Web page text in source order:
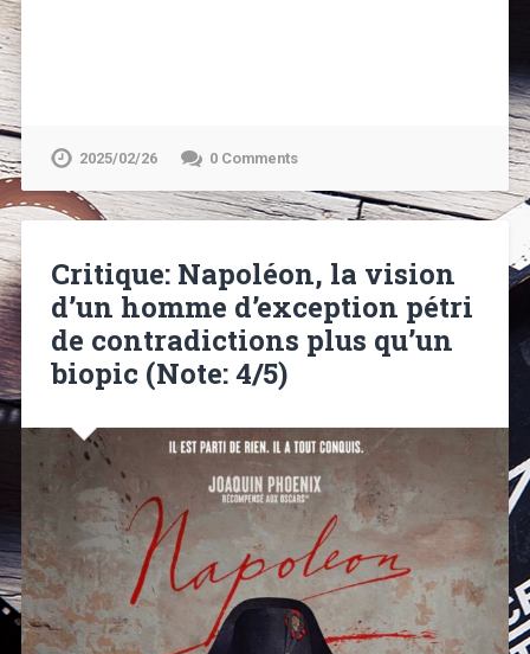
2025/02/26 0 Comments
Critique: Napoléon, la vision
d’un homme d’exception pétri
de contradictions plus qu’un
biopic (Note: 4/5)